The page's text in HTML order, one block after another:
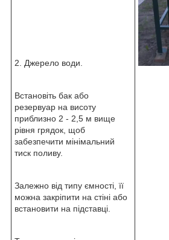
2. Джерело води.
Встановіть бак або
резервуар на висоту
приблизно 2 - 2,5 м вище
рівня грядок, щоб
забезпечити мінімальний
тиск поливу.
Залежно від типу ємності, її
можна закріпити на стіні або
встановити на підставці.